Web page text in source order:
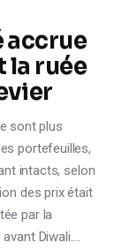
accrue
la ruée
sont plus
portefeuilles,
intacts, selon
des prix était
par la
Diwali.…